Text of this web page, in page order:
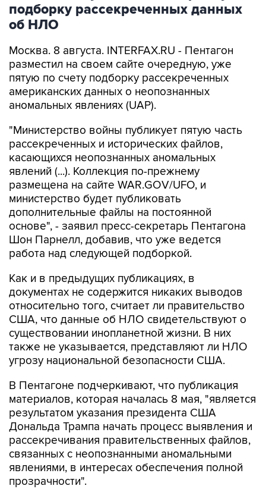
подборку рассекреченных данных
об НЛО
Москва. 8 августа. INTERFAX.RU - Пентагон
разместил на своем сайте очередную, уже
пятую по счету подборку рассекреченных
американских данных о неопознанных
аномальных явлениях (UAP).
"Министерство войны публикует пятую часть
рассекреченных и исторических файлов,
касающихся неопознанных аномальных
явлений (...). Коллекция по-прежнему
размещена на сайте WAR.GOV/UFO, и
министерство будет публиковать
дополнительные файлы на постоянной
основе", - заявил пресс-секретарь Пентагона
Шон Парнелл, добавив, что уже ведется
работа над следующей подборкой.
Как и в предыдущих публикациях, в
документах не содержится никаких выводов
относительно того, считает ли правительство
США, что данные об НЛО свидетельствуют о
существовании инопланетной жизни. В них
также не указывается, представляют ли НЛО
угрозу национальной безопасности США.
В Пентагоне подчеркивают, что публикация
материалов, которая началась 8 мая, "является
результатом указания президента США
Дональда Трампа начать процесс выявления и
рассекречивания правительственных файлов,
связанных с неопознанными аномальными
явлениями, в интересах обеспечения полной
прозрачности".